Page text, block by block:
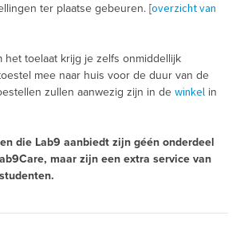
ter plaatse gebeuren. [overzicht van
het toelaat krijg je zelfs onmiddellijk
mee naar huis voor de duur van de
zullen aanwezig zijn in de winkel in
die Lab9 aanbiedt zijn géén onderdeel
maar zijn een extra service van